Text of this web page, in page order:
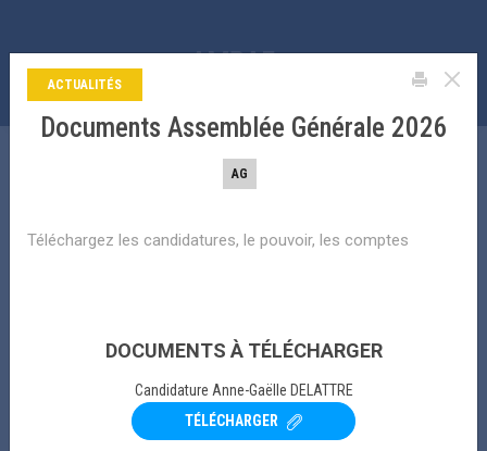
contenu
principal
LA BIBLIOTHÈQUE DE L’AMRAE
Search
FILTRER PAR UNIVERS DE RISQUE
ACTUALITÉS
Documents Assemblée Générale 2026
AG
Téléchargez les candidatures, le pouvoir, les comptes
DOCUMENTS À TÉLÉCHARGER
Candidature Anne-Gaëlle DELATTRE
TÉLÉCHARGER